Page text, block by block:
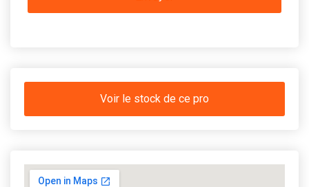
Voir le stock de ce pro